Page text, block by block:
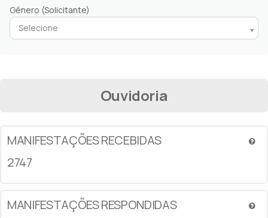
Gênero (Solicitante)
Selecione
Ouvidoria
MANIFESTAÇÕES RECEBIDAS
2747
MANIFESTAÇÕES RESPONDIDAS